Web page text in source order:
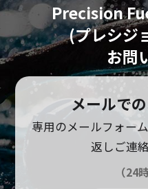
Precision
(プレシジ
お問
メールで
専用のメールフォー
返しご連
（24